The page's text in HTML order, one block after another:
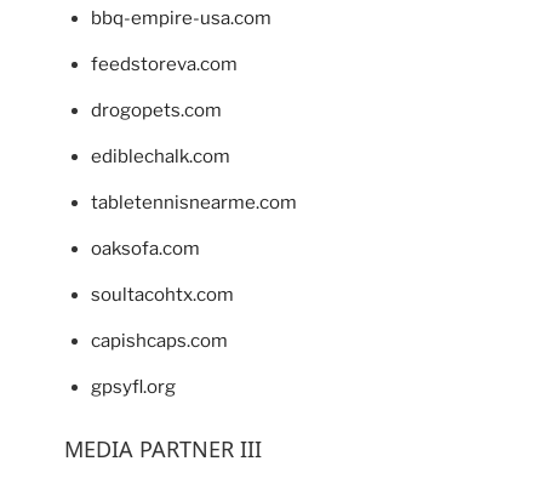
bbq-empire-usa.com
feedstoreva.com
drogopets.com
ediblechalk.com
tabletennisnearme.com
oaksofa.com
soultacohtx.com
capishcaps.com
gpsyfl.org
MEDIA PARTNER III